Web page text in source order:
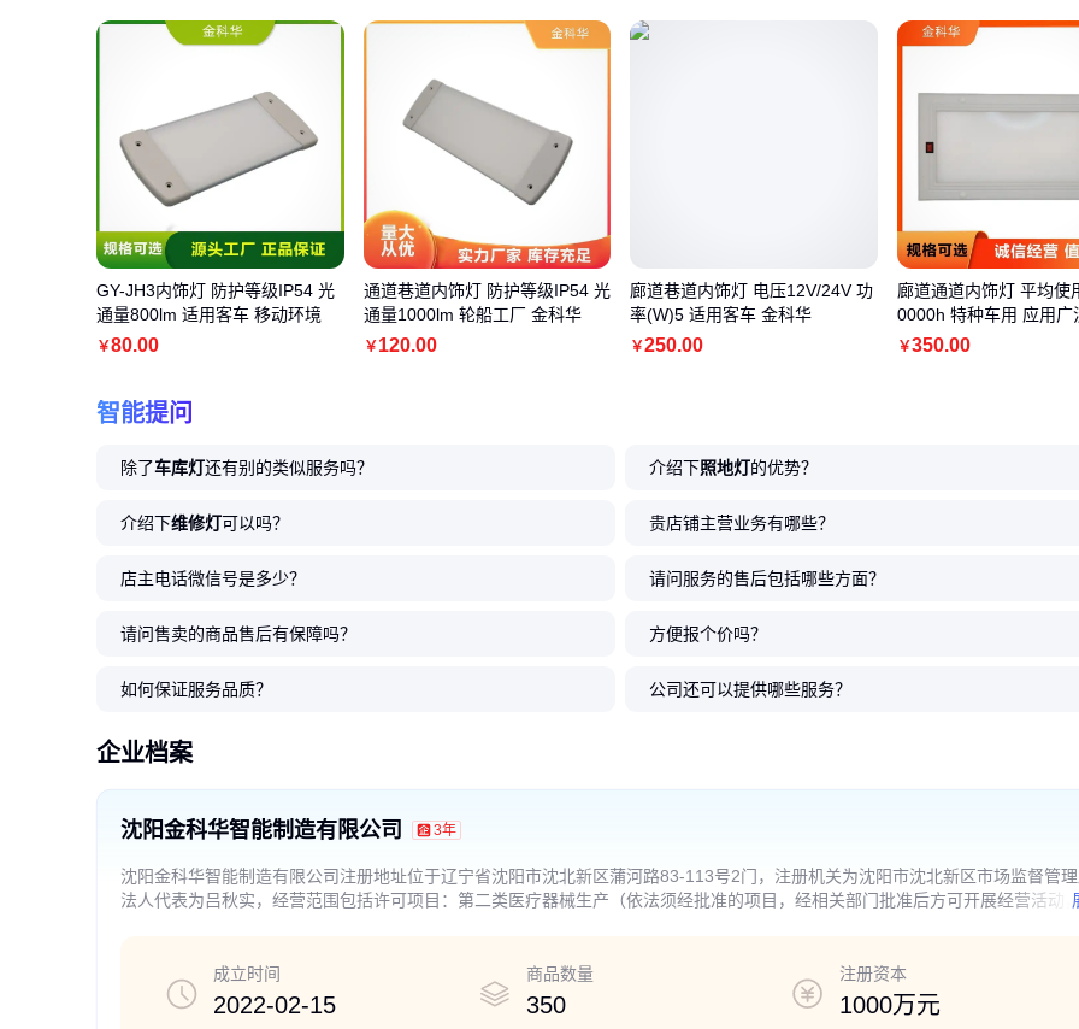
GY-JH3内饰灯 防护等级IP54 光
通量800lm 适用客车 移动环境
￥80.00
通道巷道内饰灯 防护等级IP54 光
通量1000lm 轮船工厂 金科华
￥ 120.00
廊道巷道内饰灯 电压12V/24V 功
率(W)5 适用客车 金科华
￥250.00
廊道通道内饰灯 平均使
0000h 特种车用 应用广
￥350.00
6400K 特种车 室内照明
智能提问
除了车库灯还有别的类似服务吗？ 介绍下照地灯的优势？
介绍下维修灯可以吗？ 贵店铺主营业务有哪些？
店主电话微信号是多少？ 请问服务的售后包括哪些方面？
请问售卖的商品售后有保障吗？ 方便报个价吗？
如何保证服务品质？ 公司还可以提供哪些服务？
企业档案
沈阳金科华智能制造有限公司 3年
沈阳金科华智能制造有限公司注册地址位于辽宁省沈阳市沈北新区蒲河路83-113号2门，注册机关为沈阳市沈北新区市场监督管理
法人代表为吕秋实，经营范围包括许可项目：第二类医疗器械生产（依法须经批准的项目，经相关部门批准后方可开展经营活动
售，机械电气设备制造，机械电气设备销售，机械设备研发，电气信号设备装置制造，电气信号设备装置销售，电气设备销售，配
关控制设备研发，配电开关控制设备销售，汽车装饰用品制造，汽车装饰用品销售，软件开发，电子专用设备制造，电子专用设备
售，工业设计服务，专业设计服务，市政设施管理，矿山机械销售，第二类医疗器械销售，技术服务、技术开发、技术咨询、技术
成立时间
2022-02-15
商品数量
350
注册资本
1000万元